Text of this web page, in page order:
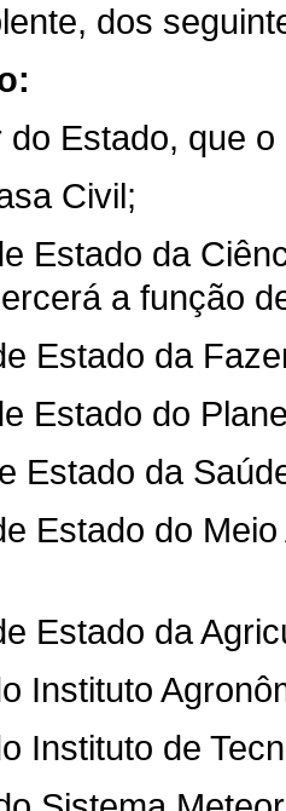
dos
do Estado, que o
Civil;
Estado da
a função
Estado da
Estado do
Estado da
Estado do
Estado da
Instituto
Instituto de